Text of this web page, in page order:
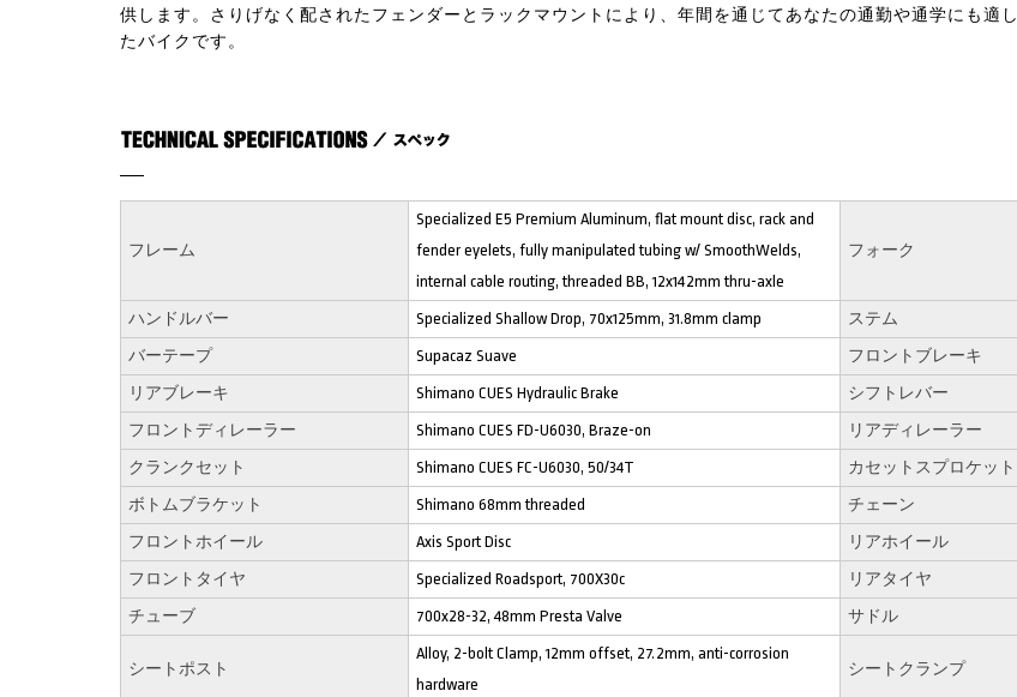
供します。さりげなく配されたフェンダーとラックマウントにより、年間を通じてあなたの通勤や通学にも適し
たバイクです。
フレーム
Specialized E5 Premium Aluminum, flat mount disc, rack and
fender eyelets, fully manipulated tubing w/ SmoothWelds,
internal cable routing, threaded BB, 12x142mm thru-axle
フォーク
ハンドルバー Specialized Shallow Drop, 70x125mm, 31.8mm clamp ステム
バーテープ Supacaz Suave フロントブレーキ
リアブレーキ Shimano CUES Hydraulic Brake シフトレバー
フロントディレーラー Shimano CUES FD-U6030, Braze-on リアディレーラー
クランクセット Shimano CUES FC-U6030, 50/34T カセットスプロケット
ボトムブラケット Shimano 68mm threaded チェーン
フロントホイール Axis Sport Disc リアホイール
フロントタイヤ Specialized Roadsport, 700X30c リアタイヤ
チューブ 700x28-32, 48mm Presta Valve サドル
シートポスト
Alloy, 2-bolt Clamp, 12mm offset, 27.2mm, anti-corrosion
hardware
シートクランプ